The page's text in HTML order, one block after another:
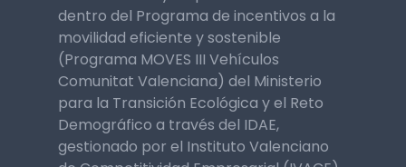
dentro del Programa de incentivos a la
movilidad eficiente y sostenible
(Programa MOVES III Vehículos
Comunitat Valenciana) del Ministerio
para la Transición Ecológica y el Reto
Demográfico a través del IDAE,
gestionado por el Instituto Valenciano